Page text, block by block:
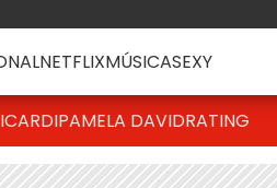
NETFLIXMÚSICASEXY
PAMELA DAVIDRATING